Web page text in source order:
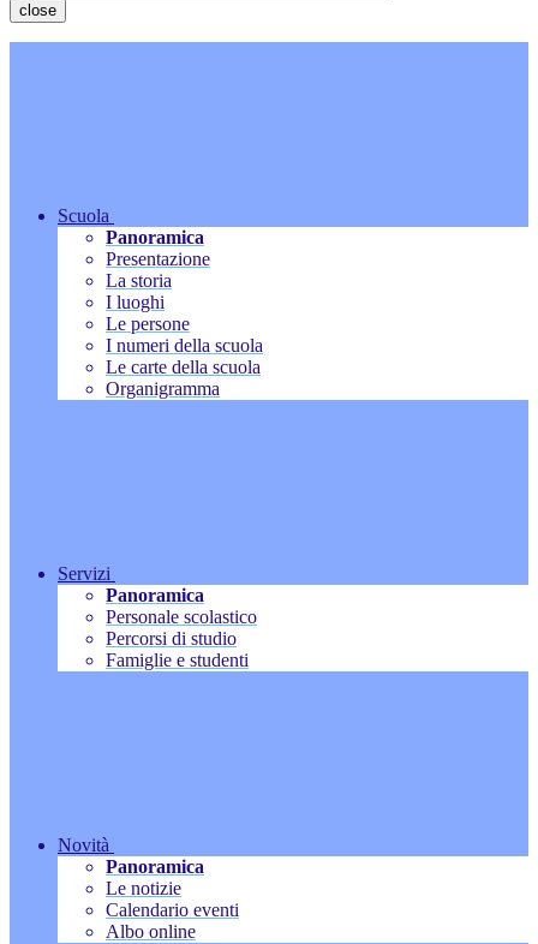
close
Scuola
Panoramica
Presentazione
La storia
I luoghi
Le persone
I numeri della scuola
Le carte della scuola
Organigramma
Servizi
Panoramica
Personale scolastico
Percorsi di studio
Famiglie e studenti
Novità
Panoramica
Le notizie
Calendario eventi
Albo online